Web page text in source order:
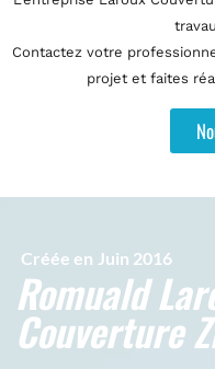
Contactez votre
projet et faites
Créée en Juin 2016
Romuald
Couverture